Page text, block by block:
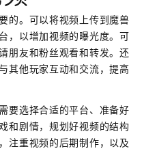
的。可以将视频上传到魔兽
，以增加视频的曝光度。可
朋友和粉丝观看和转发。还
其他玩家互动和交流，提高
要选择合适的平台、准备好
和剧情，规划好视频的结构
注重视频的后期制作，以及